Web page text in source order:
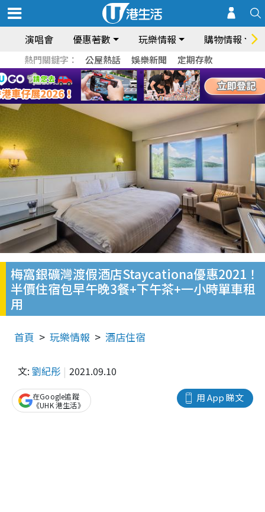
演唱會 優惠著數 玩樂情報 購物情報
熱門關鍵字： 公屋熱話 娛樂新聞 定期存款
梅窩銀礦灣渡假酒店Staycationa優惠2021！
半價住宿包早午晚3餐+下午茶+一小時單車租
用
首頁 玩樂情報 酒店住宿
文: 劉紀彤 2021.09.10
用 App 睇文
在Google追蹤
《UHK 港生活》